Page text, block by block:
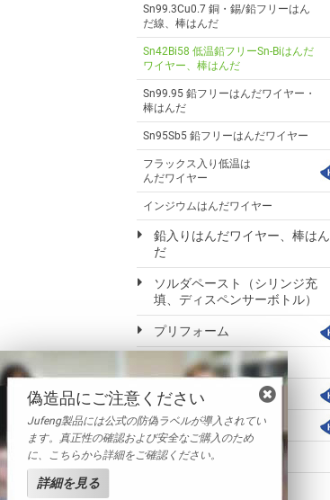
Sn99.3Cu0.7 銅・錫/鉛フリーはん
だ線、棒はんだ
Sn42Bi58 低温鉛フリーSn-Biはんだ
ワイヤー、棒はんだ
Sn99.95 鉛フリーはんだワイヤー・
棒はんだ
Sn95Sb5 鉛フリーはんだワイヤー
フラックス入り低温は
んだワイヤー
インジウムはんだワイヤー
鉛入りはんだワイヤー、棒はん
だ
ソルダペースト（シリンジ充
填、ディスペンサーボトル）
プリフォーム
ソルダペースト
ソルダボール
水性クリーナー
ハンダインゴット錫
偽造品にご注意ください
Jufeng製品には公式の防偽ラベルが導入されてい
ます。真正性の確認および安全なご購入のため
に、こちらから詳細をご確認ください。
詳細を見る